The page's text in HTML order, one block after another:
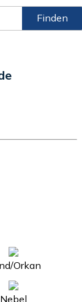
Finden
Orkan
Nebel